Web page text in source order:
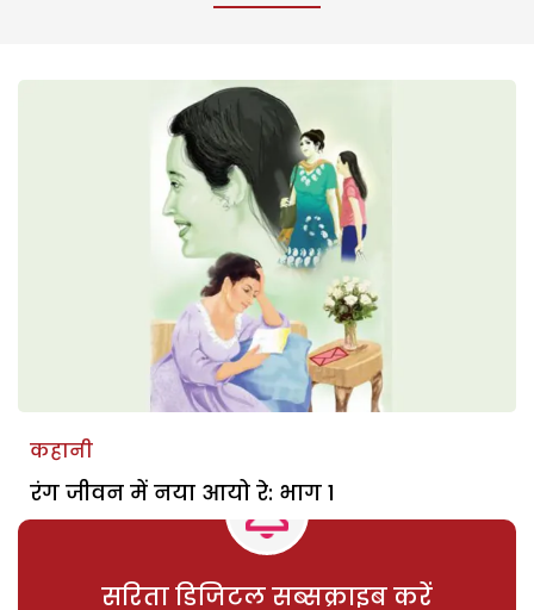
कहानी
रंग जीवन में नया आयो रे: भाग 1
सरिता डिजिटल सब्सक्राइब करें